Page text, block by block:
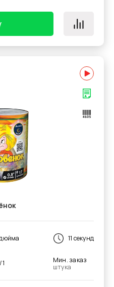
11 секунд
Мин. заказ
штука